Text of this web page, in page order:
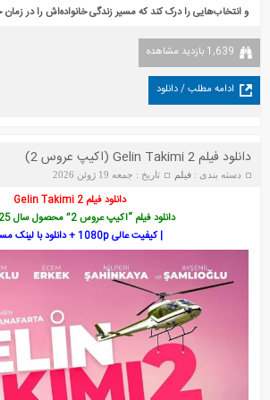
و انتخاب‌هایی را درک کند که مسیر زندگی خانواده‌اش را در زمان
1,639 بازدید مشاهده
ادامه مطلب / دانلود
دانلود فیلم Gelin Takimi 2 (اکیپ عروس 2)
دسته بندی :فیلم تاریخ : جمعه 19 ژوئن 2026
دانلود فیلم Gelin Takimi 2
دانلود فیلم “اکیپ عروس 2” محصول سال 2025 ترکیه
| کیفیت عالی 1080p + دانلود با لینک مستقیم |